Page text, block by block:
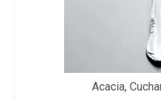
Acacia,